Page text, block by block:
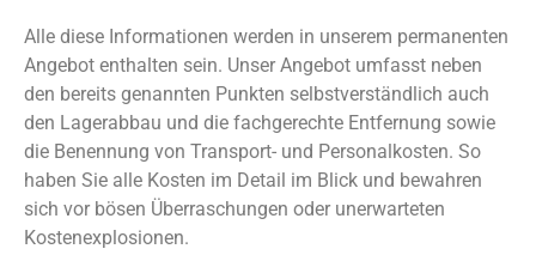
Alle diese Informationen werden in unserem permanenten
Angebot enthalten sein. Unser Angebot umfasst neben
den bereits genannten Punkten selbstverständlich auch
den Lagerabbau und die fachgerechte Entfernung sowie
die Benennung von Transport- und Personalkosten. So
haben Sie alle Kosten im Detail im Blick und bewahren
sich vor bösen Überraschungen oder unerwarteten
Kostenexplosionen.